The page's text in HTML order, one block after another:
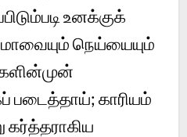
உனக்குக்
நெய்யையும்
படைத்தாய்; காரியம்
கர்த்தராகிய